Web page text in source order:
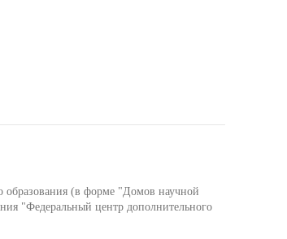
образования (в форме "Домов научной
"Федеральный центр дополнительного